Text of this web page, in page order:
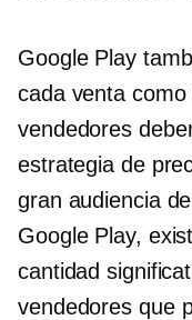
Google Play
cada venta
vendedores
estrategia de
gran audiencia
Google Play,
cantidad
vendedores que